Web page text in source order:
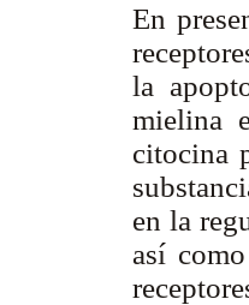
En
la
mielina
citocina
en la
así